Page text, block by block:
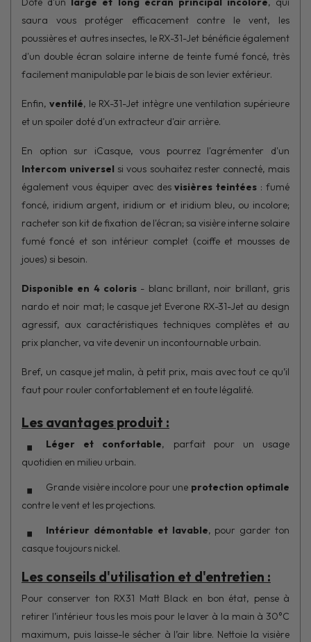
saura vous protéger efficacement contre le vent, les
poussières et autres insectes, le RX-31-Jet bénéficie également
d'un double écran solaire interne de teinte fumé foncé, très
facilement manipulable par le biais de son levier extérieur.
Enfin,ventilé, le RX-31-Jet intègre une ventilation supérieure
et un spoiler doté d'un extracteur d'air arrière.
En option sur iCasque, vous pourrez l'agrémenter d'un
Intercom universel si vous souhaitez rester connecté, mais
également vous équiper avec desvisières teintées : fumé
foncé, iridium argent, iridium or et iridium bleu, ou incolore;
racheter son kit de fixation de l'écran; sa visière interne solaire
fumé foncé et son intérieur complet (coiffe et mousses de
joues) si besoin.
Disponible en 4 coloris - blanc brillant, noir brillant, gris
nardo et noir mat; le casque jet Everone RX-31-Jet au design
agressif, aux caractéristiques techniques complètes et au
prix plancher, va vite devenir un incontournable urbain.
Bref, un casque jet malin, à petit prix, mais avec tout ce qu’il
faut pour rouler confortablement et en toute légalité.
Les avantages produit :
Léger et confortable, parfait pour un usage
quotidien en milieu urbain.
Grande visière incolore pour une protection optimale
contre le vent et les projections.
Intérieur démontable et lavable, pour garder ton
casque toujours nickel.
Les conseils d'utilisation et d'entretien :
Pour conserver ton RX31 Matt Black en bon état, pense à
retirer l’intérieur tous les mois pour le laver à la main à 30°C
maximum, puis laisse-le sécher à l’air libre. Nettoie la visière